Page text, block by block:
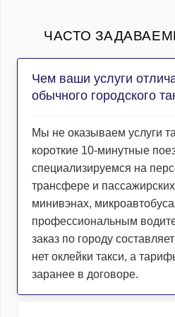
ЧАСТО
Чем ваши услуги
обычного городского
Мы не оказываем услуги
короткие 10-минутные
специализируемся на
трансфере и
минивэнах,
профессиональным
заказ по городу
нет оклейки такси, а
заранее в договоре.